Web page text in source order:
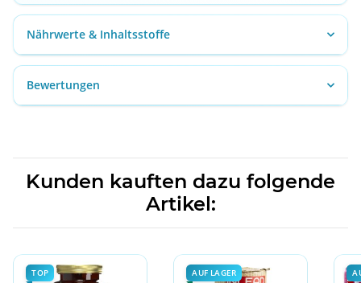
Nährwerte & Inhaltsstoffe
Bewertungen
Kunden kauften dazu folgende
Artikel:
TOP AUF LAGER